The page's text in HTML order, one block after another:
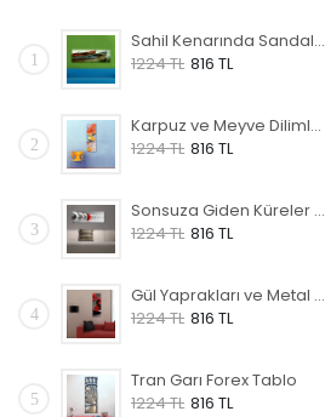
1
Sahil Kenarında Sandal Forex Tablo
1224 TL 816 TL
2
Karpuz ve Meyve Dilimleri Forex Tablo
1224 TL 816 TL
3
Sonsuza Giden Küreler Forex Tablo
1224 TL 816 TL
4
Gül Yaprakları ve Metal Forex Tablo
1224 TL 816 TL
5
Tran Garı Forex Tablo
1224 TL 816 TL